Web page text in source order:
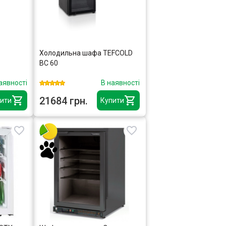
Купити
Холодильна шафа TEFCOLD
BC 60
В наявності
21684 грн.